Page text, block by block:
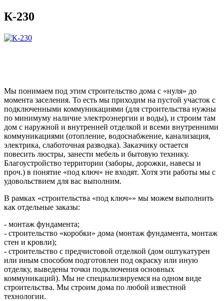
К-230
Мы понимаем под этим строительство дома с «нуля» до
момента заселения. То есть мы приходим на пустой участок с
подключенными коммуникациями (для строительства нужны
по минимуму наличие электроэнергии и воды), и строим там
дом с наружной и внутренней отделкой и всеми внутренними
коммуникациями (отопление, водоснабжение, канализация,
электрика, слаботочная разводка). Заказчику остается
повесить люстры, занести мебель и бытовую технику.
Благоустройство территории (заборы, дорожки, навесы и
проч.) в понятие «под ключ» не входят. Хотя эти работы мы с
удовольствием для вас выполним.
В рамках «строительства «под ключ»» мы можем выполнить
как отдельные заказы:
- монтаж фундамента;
- строительство «коробки» дома (монтаж фундамента, монтаж
стен и кровли);
- строительство с предчистовой отделкой (дом оштукатурен
или иным способом подготовлен под окраску или иную
отделку, выведены точки подключения основных
коммуникаций). Мы не специализируемся на одном виде
строительства. Мы строим дома по любой известной
технологии.